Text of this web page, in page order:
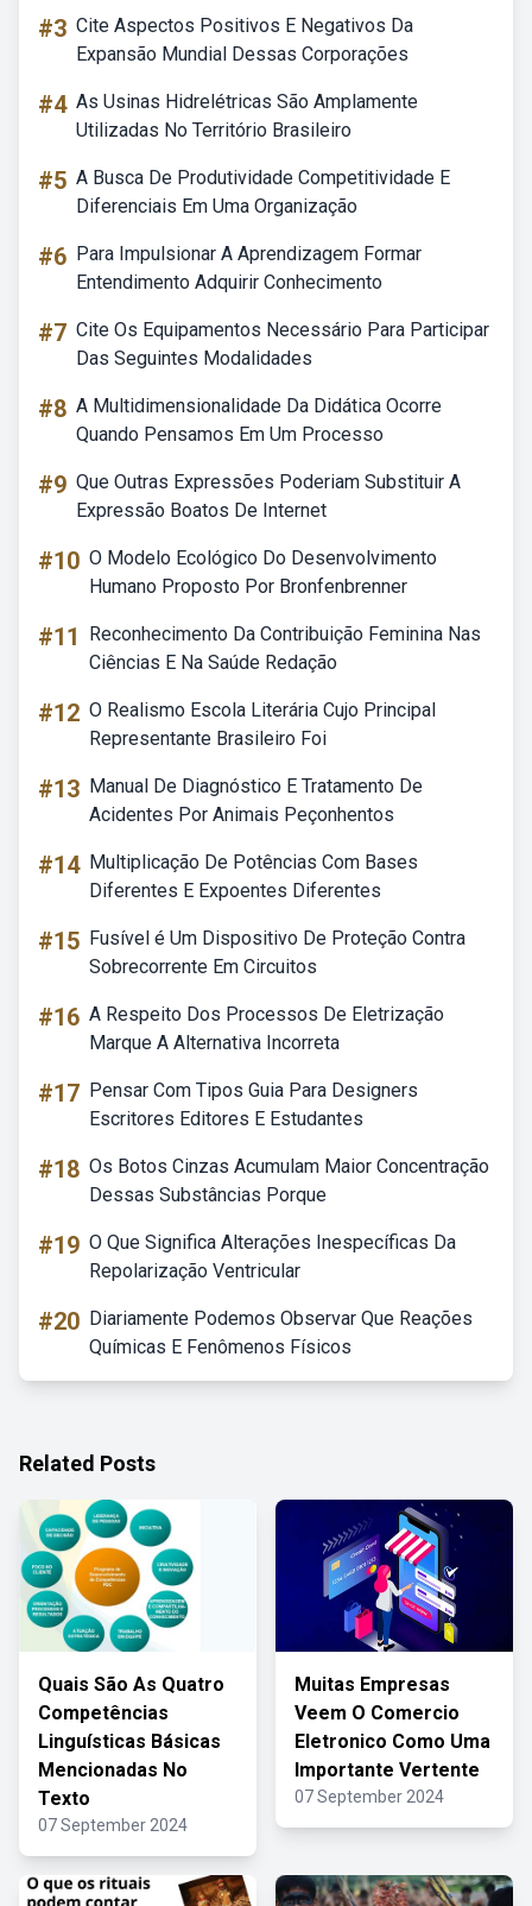
#3 Cite Aspectos Positivos E Negativos Da
Expansão Mundial Dessas Corporações
#4 As Usinas Hidrelétricas São Amplamente
Utilizadas No Território Brasileiro
#5 A Busca De Produtividade Competitividade E
Diferenciais Em Uma Organização
#6 Para Impulsionar A Aprendizagem Formar
Entendimento Adquirir Conhecimento
#7 Cite Os Equipamentos Necessário Para Participar
Das Seguintes Modalidades
#8 A Multidimensionalidade Da Didática Ocorre
Quando Pensamos Em Um Processo
#9 Que Outras Expressões Poderiam Substituir A
Expressão Boatos De Internet
#10 O Modelo Ecológico Do Desenvolvimento
Humano Proposto Por Bronfenbrenner
#11
Reconhecimento Da Contribuição Feminina Nas
Ciências E Na Saúde Redação
#12 O Realismo Escola Literária Cujo Principal
Representante Brasileiro Foi
#13 Manual De Diagnóstico E Tratamento De
Acidentes Por Animais Peçonhentos
#14 Multiplicação De Potências Com Bases
Diferentes E Expoentes Diferentes
#15 Fusível é Um Dispositivo De Proteção Contra
Sobrecorrente Em Circuitos
#16 A Respeito Dos Processos De Eletrização
Marque A Alternativa Incorreta
#17 Pensar Com Tipos Guia Para Designers
Escritores Editores E Estudantes
#18 Os Botos Cinzas Acumulam Maior Concentração
Dessas Substâncias Porque
#19 O Que Significa Alterações Inespecíficas Da
Repolarização Ventricular
#20 Diariamente Podemos Observar Que Reações
Químicas E Fenômenos Físicos
Related Posts
Quais São As Quatro
Competências
Linguísticas Básicas
Mencionadas No
Texto
07 September 2024
Muitas Empresas
Veem O Comercio
Eletronico Como Uma
Importante Vertente
07 September 2024